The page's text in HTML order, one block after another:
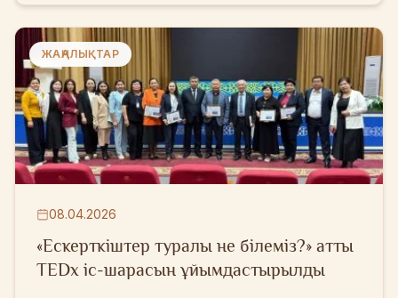
ЖАҢАЛЫҚТАР
08.04.2026
«Ескерткіштер туралы не білеміз?» атты
TEDx іс-шарасын ұйымдастырылды